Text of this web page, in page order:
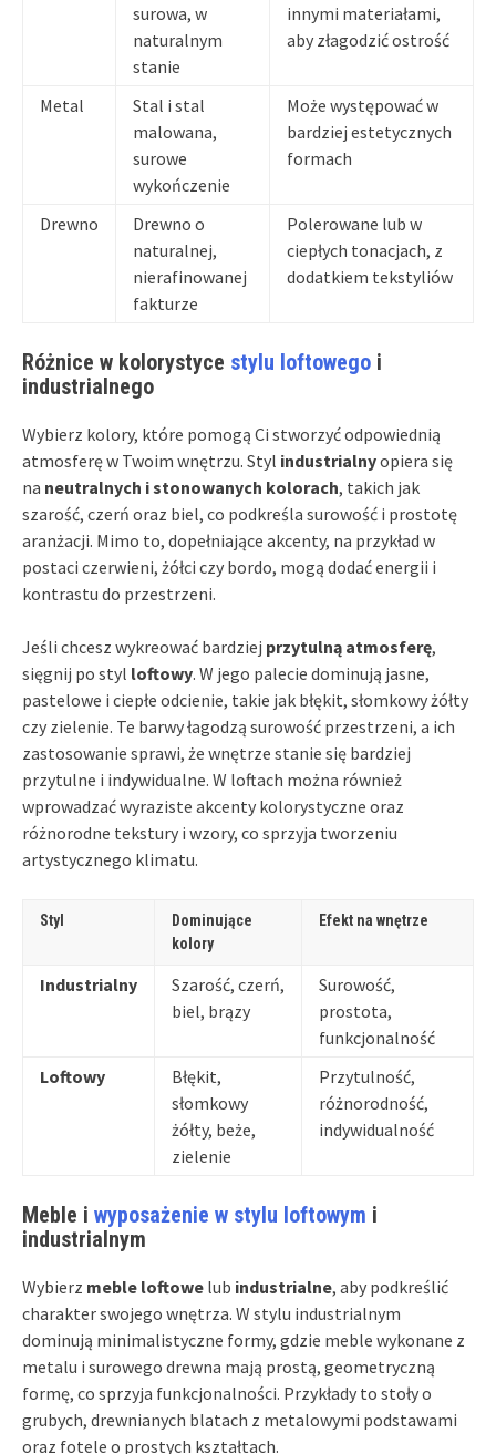
surowa, w
naturalnym
stanie
innymi materiałami,
aby złagodzić ostrość
Metal
Stal i stal
malowana,
surowe
wykończenie
Może występować w
bardziej estetycznych
formach
Drewno
Drewno o
naturalnej,
nierafinowanej
fakturze
Polerowane lub w
ciepłych tonacjach, z
dodatkiem tekstyliów
Różnice w kolorystyce stylu loftowego i
industrialnego
Wybierz kolory, które pomogą Ci stworzyć odpowiednią
atmosferę w Twoim wnętrzu. Styl industrialnyopiera się
na neutralnych i stonowanych kolorach, takich jak
szarość, czerń oraz biel, co podkreśla surowość i prostotę
aranżacji. Mimo to, dopełniające akcenty, na przykład w
postaci czerwieni, żółci czy bordo, mogą dodać energii i
kontrastu do przestrzeni.
Jeśli chcesz wykreować bardziej przytulną atmosferę,
sięgnij po styl loftowy. W jego palecie dominują jasne,
pastelowe i ciepłe odcienie, takie jak błękit, słomkowy żółty
czy zielenie. Te barwy łagodzą surowość przestrzeni, a ich
zastosowanie sprawi, że wnętrze stanie się bardziej
przytulne i indywidualne. W loftach można również
wprowadzać wyraziste akcenty kolorystyczne oraz
różnorodne tekstury i wzory, co sprzyja tworzeniu
artystycznego klimatu.
Styl
Dominujące
kolory
Efekt na wnętrze
Industrialny
Szarość, czerń,
biel, brązy
Surowość,
prostota,
funkcjonalność
Loftowy
Błękit,
słomkowy
żółty, beże,
zielenie
Przytulność,
różnorodność,
indywidualność
Meble i wyposażenie w stylu loftowym i
industrialnym
Wybierz meble loftowe lub industrialne, aby podkreślić
charakter swojego wnętrza. W stylu industrialnym
dominują minimalistyczne formy, gdzie meble wykonane z
metalu i surowego drewna mają prostą, geometryczną
formę, co sprzyja funkcjonalności. Przykłady to stoły o
grubych, drewnianych blatach z metalowymi podstawami
oraz fotele o prostych kształtach.